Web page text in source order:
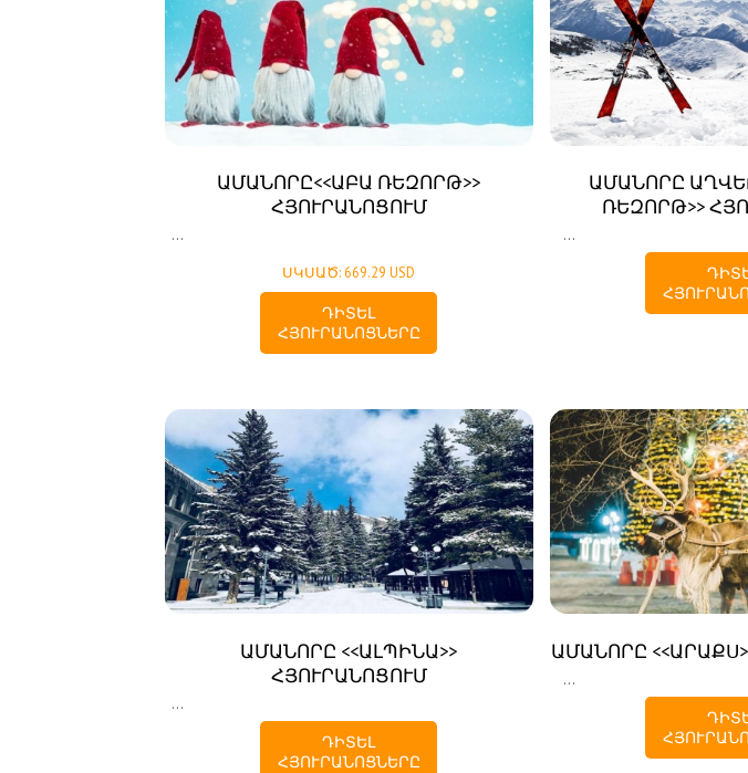
ԱՄԱՆՈՐԸ<<ԱԲԱ ՌԵԶՈՐԹ>>
ՀՅՈՒՐԱՆՈՑՈՒՄ
...
ՍԿՍԱԾ: 669.29 USD
ԴԻՏԵԼ
ՀՅՈՒՐԱՆՈՑՆԵՐԸ
ԱՄԱՆՈՐԸ
ՌԵԶՈՐԹ>>
...
ԱՄԱՆՈՐԸ <<ԱԼՊԻՆԱ>>
ՀՅՈՒՐԱՆՈՑՈՒՄ
...
ԴԻՏԵԼ
ՀՅՈՒՐԱՆՈՑՆԵՐԸ
ԱՄԱՆՈՐԸ
...